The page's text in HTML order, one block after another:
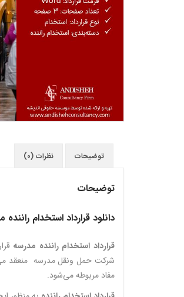
توضیحات نظرات (0)
توضیحات
دانلود قرارداد استخدام راننده
قرارداد استخدام راننده مدرسه
شرکت حمل ونقل مدرسه منعقد
مفاد مربوطه می‌شود.